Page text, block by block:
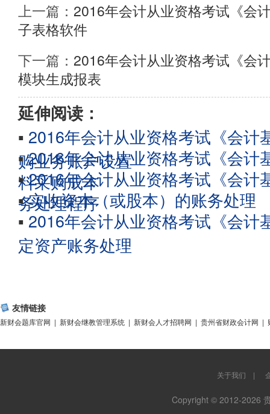
上一篇： 2016年会计从业资格考试《会
子表格软件
下一篇： 2016年会计从业资格考试《会
模块生成报表
延伸阅读：
▪ 2016年会计从业资格考试《会计
购业务账户设置
▪2016年会计从业资格考试《会计
料采购成本
▪2016年会计从业资格考试《会计
务处理程序
▪实收资本（或股本）的账务处理
▪ 2016年会计从业资格考试《会计
定资产账务处理
友情链接
新财会题库官网 | 新财会继教管理系统 | 新财会人才招聘网 | 贵州省财政会计网 |
关于我们 |
Copyright © 2012-2026